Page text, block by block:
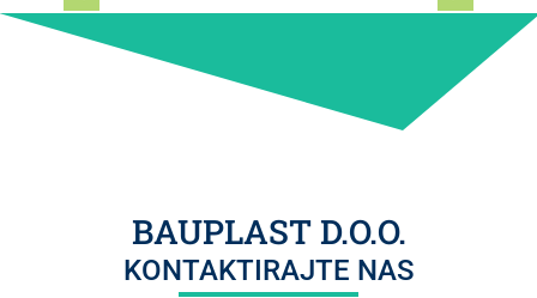
BAUPLAST D.O.O.
KONTAKTIRAJTE NAS